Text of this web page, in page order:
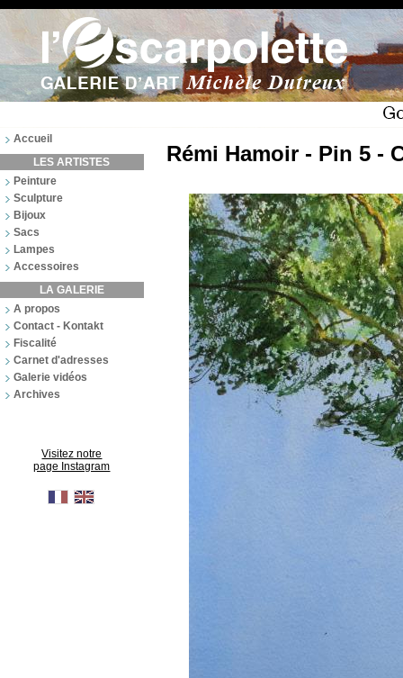
Accueil
LES ARTISTES
Peinture
Sculpture
Bijoux
Sacs
Lampes
Accessoires
LA GALERIE
A propos
Contact - Kontakt
Fiscalité
Carnet d'adresses
Galerie vidéos
Archives
Visitez notre
page Instagram
Rémi Hamoir - Pin 5 -